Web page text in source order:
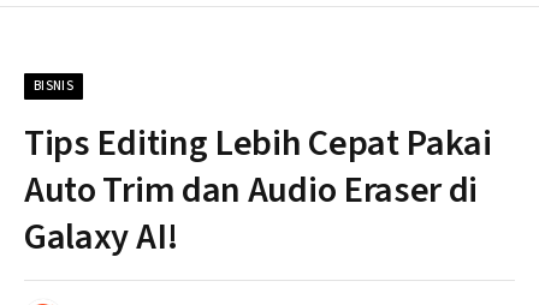
BISNIS
Tips Editing Lebih Cepat Pakai
Auto Trim dan Audio Eraser di
Galaxy AI!